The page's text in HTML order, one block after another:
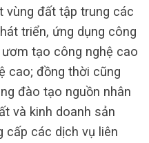
vùng đất tập trung các
triển, ứng dụng công
tạo công nghệ cao
cao; đồng thời cũng
đào tạo nguồn nhân
và kinh doanh sản
cấp các dịch vụ liên